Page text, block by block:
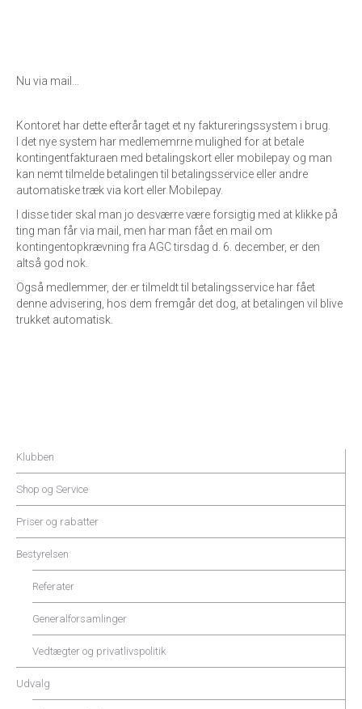
Nu via mail…
Kontoret har dette efterår taget et ny faktureringssystem i brug.
I det nye system har medlememrne mulighed for at betale
kontingentfakturaen med betalingskort eller mobilepay og man
kan nemt tilmelde betalingen til betalingsservice eller andre
automatiske træk via kort eller Mobilepay.
I disse tider skal man jo desværre være forsigtig med at klikke på
ting man får via mail, men har man fået en mail om
kontingentopkrævning fra AGC tirsdag d. 6. december, er den
altså god nok.
Også medlemmer, der er tilmeldt til betalingsservice har fået
denne advisering, hos dem fremgår det dog, at betalingen vil blive
trukket automatisk.
Klubben
Shop og Service
Priser og rabatter
Bestyrelsen
Referater
Generalforsamlinger
Vedtægter og privatlivspolitik
Udvalg